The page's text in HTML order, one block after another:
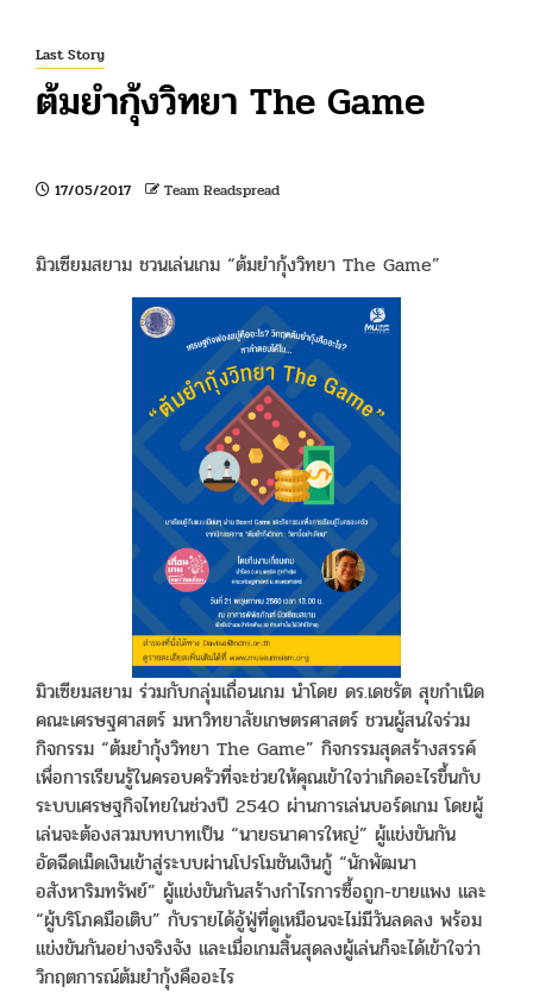
Last Story
ต้มยำกุ้งวิทยา The Game
17/05/2017 Team Readspread
มิวเซียมสยาม ชวนเล่นเกม “ต้มยำกุ้งวิทยา The Game”
มิวเซียมสยาม ร่วมกับกลุ่มเถื่อนเกม นำโดย ดร.เดชรัต สุขกำเนิด
คณะเศรษฐศาสตร์ มหาวิทยาลัยเกษตรศาสตร์ ชวนผู้สนใจร่วม
กิจกรรม “ต้มยำกุ้งวิทยา The Game” กิจกรรมสุดสร้างสรรค์
เพื่อการเรียนรู้ในครอบครัวที่จะช่วยให้คุณเข้าใจว่าเกิดอะไรขึ้นกับ
ระบบเศรษฐกิจไทยในช่วงปี 2540 ผ่านการเล่นบอร์ดเกม โดยผู้
เล่นจะต้องสวมบทบาทเป็น “นายธนาคารใหญ่” ผู้แข่งขันกัน
อัดฉีดเม็ดเงินเข้าสู่ระบบผ่านโปรโมชันเงินกู้ “นักพัฒนา
อสังหาริมทรัพย์” ผู้แข่งขันกันสร้างกำไรการซื้อถูก-ขายแพง และ
“ผู้บริโภคมือเติบ” กับรายได้อู้ฟู่ที่ดูเหมือนจะไม่มีวันลดลง พร้อม
แข่งขันกันอย่างจริงจัง และเมื่อเกมสิ้นสุดลงผู้เล่นก็จะได้เข้าใจว่า
วิกฤตการณ์ต้มยำกุ้งคืออะไร